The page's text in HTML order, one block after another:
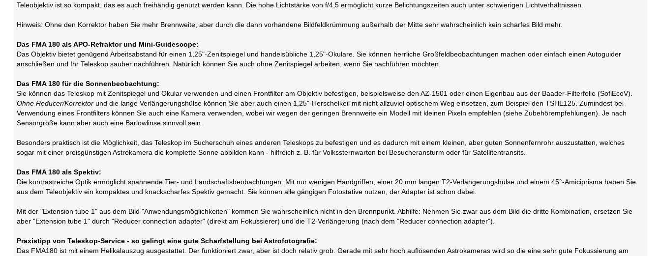
Teleobjektiv ist so kompakt, das es auch freihändig genutzt werden kann. Die hohe Lichtstärke von f/4,5 ermöglicht kurze Belichtungszeiten auch unter schwierigen Lichtverhältnissen.
Hinweis: Ohne den Korrektor haben Sie mehr Brennweite, aber durch die dann vorhandene Bildfeldkrümmung außerhalb der Mitte sehr wahrscheinlich kein scharfes Bild mehr.
Das FMA 180 als APO-Refraktor und Mini-Guidescope:
Das Objektiv bietet genügend Arbeitsabstand für einen 1,25"-Zenitspiegel und handelsübliche 1,25"-Okulare. Sie können herrliche Großfeldbeobachtungen machen oder einfach einen Autoguider
anschließen und Ihr Teleskop sauber nachführen. Natürlich können Sie auch ohne Zenitspiegel arbeiten, wenn Sie nachführen möchten.
Das FMA 180 für die Sonnenbeobachtung:
Sie können das Teleskop mit Zenitspiegel und Okular verwenden und einen Frontfilter am Objektiv befestigen, beispielsweise den AZ-1501 oder einen Eigenbau aus der Baader-Filterfolie (SofiEcoV).
Ohne Reducer/Korrektor und die lange Verlängerungshülse können Sie aber auch einen 1,25"-Herschelkeil mit nicht allzuviel optischem Weg einsetzen, zum Beispiel den TSHE125. Zumindest bei
Verwendung eines Frontfilters können Sie auch eine Kamera verwenden, wobei wir wegen der geringen Brennweite ein Modell mit kleinen Pixeln empfehlen (siehe Zubehörempfehlungen). Je nach
Sensorgröße kann aber auch eine Barlowlinse sinnvoll sein.
Besonders praktisch ist die Möglichkeit, das Teleskop im Sucherschuh eines anderen Teleskops zu befestigen und es dadurch mit einem kleinen, aber guten Sonnenfernrohr auszustatten, welches
sogar mit einer preisgünstigen Astrokamera die komplette Sonne abbilden kann - hilfreich z. B. für Volkssternwarten bei Besucheransturm oder für Satellitentransits.
Das FMA 180 als Spektiv:
Die kontrastreiche Optik ermöglicht spannende Tier- und Landschaftsbeobachtungen. Mit nur wenigen Handgriffen, einer 20 mm langen T2-Verlängerungshülse und einem 45°-Amiciprisma haben Sie
aus dem Teleobjektiv ein kompaktes und knackscharfes Spektiv gemacht. Sie können alle gängigen Fotostative nutzen, der Adapter ist schon dabei.
Mit der "Extension tube 1" aus dem Bild "Anwendungsmöglichkeiten" kommen Sie wahrscheinlich nicht in den Brennpunkt. Abhilfe: Nehmen Sie zwar aus dem Bild die dritte Kombination, ersetzen Sie
aber "Extension tube 1" durch "Reducer connection adapter" (direkt am Fokussierer) und die T2-Verlängerung (nach dem "Reducer connection adapter").
Praxistipp von Teleskop-Service - so gelingt eine gute Scharfstellung bei Astrofotografie:
Das FMA180 ist mit einem Helikalauszug ausgestattet. Der funktioniert zwar, aber ist doch relativ grob. Gerade mit sehr hoch auflösenden Astrokameras wird so die eine sehr gute Fokussierung am